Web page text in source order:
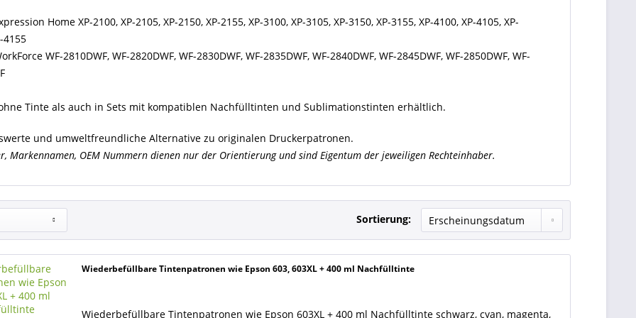
Home XP-2100, XP-2105, XP-2150, XP-2155, XP-3100, XP-3105, XP-3150, XP-3155, XP-4100, XP-4105, XP-
4155
WF-2810DWF, WF-2820DWF, WF-2830DWF, WF-2835DWF, WF-2840DWF, WF-2845DWF, WF-2850DWF, WF-
Tinte als auch in Sets mit kompatiblen Nachfülltinten und Sublimationstinten erhältlich.
und umweltfreundliche Alternative zu originalen Druckerpatronen.
Markennamen, OEM Nummern dienen nur der Orientierung und sind Eigentum der jeweiligen Rechteinhaber.
Sortierung:
Wiederbefüllbare Tintenpatronen wie Epson 603, 603XL + 400 ml Nachfülltinte
Wiederbefüllbare Tintenpatronen wie Epson 603XL + 400 ml Nachfülltinte schwarz, cyan, magenta,